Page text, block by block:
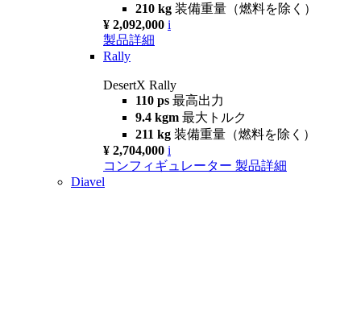
210 kg 装備重量（燃料を除く）
¥ 2,092,000 i
製品詳細
Rally
DesertX Rally
110 ps 最高出力
9.4 kgm 最大トルク
211 kg 装備重量（燃料を除く）
¥ 2,704,000 i
コンフィギュレーター 製品詳細
Diavel